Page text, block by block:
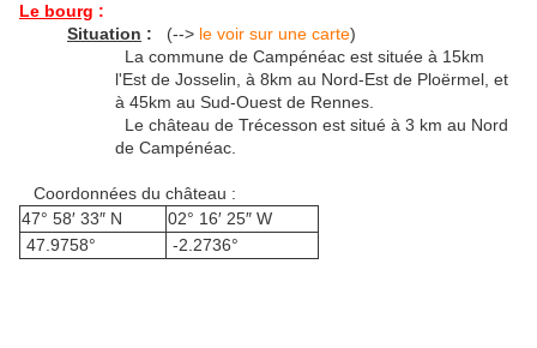
Le bourg :
Situation : (--> le voir sur une carte)
La commune de Campénéac est située à 15km
l'Est de Josselin, à 8km au Nord-Est de Ploërmel, et
à 45km au Sud-Ouest de Rennes.
Le château de Trécesson est situé à 3 km au Nord
de Campénéac.
Coordonnées du château :
47° 58′ 33″ N
02° 16′ 25″ W
47.9758°
-2.2736°